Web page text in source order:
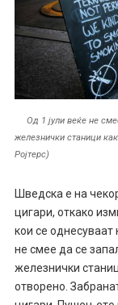
Од 1 јули веќе не
железнички станици
Ројтерс)
Шведска е на
цигари, откако
кои се однесуваат
не смее да се
железнички
отворено.